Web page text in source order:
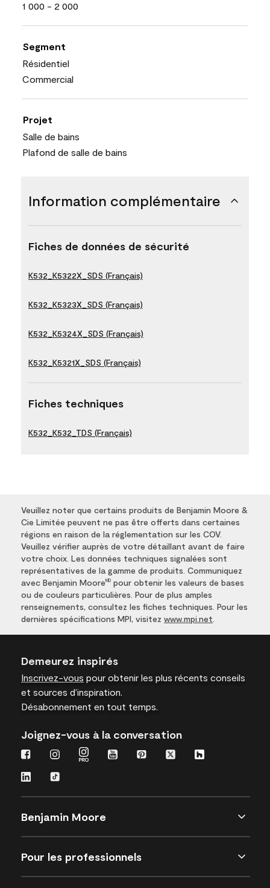
1 000 - 2 000
Segment
Résidentiel
Commercial
Projet
Salle de bains
Plafond de salle de bains
Information complémentaire
Fiches de données de sécurité
K532_K5322X_SDS (Français)
K532_K5323X_SDS (Français)
K532_K5324X_SDS (Français)
K532_K5321X_SDS (Français)
Fiches techniques
K532_K532_TDS (Français)
Veuillez noter que certains produits de Benjamin Moore &
Cie Limitée peuvent ne pas être offerts dans certaines
régions en raison de la réglementation sur les COV.
Veuillez vérifier auprès de votre détaillant avant de faire
votre choix. Les données techniques signalées sont
représentatives de la gamme de produits. Communiquez
avec Benjamin Moore MD pour obtenir les valeurs de bases
ou de couleurs particulières. Pour de plus amples
renseignements, consultez les fiches techniques. Pour les
dernières spécifications MPI, visitez www.mpi.net
Demeurez inspirés
Inscrivez-vous pour obtenir les plus récents conseils
et sources d’inspiration.
Désabonnement en tout temps.
Joignez-vous à la conversation
Benjamin Moore
Pour les professionnels